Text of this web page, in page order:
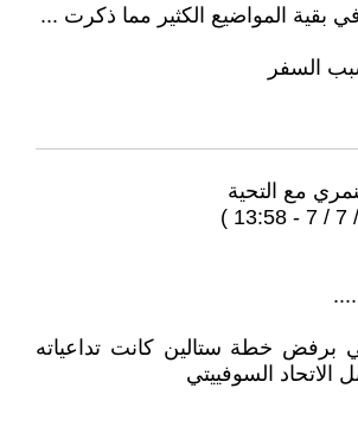
بقية المواضيع الكثير مما ذكرت ...
السفر
برفض خطة ستالين كانت تداعياته
السوفييتي